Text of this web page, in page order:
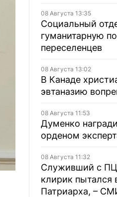
08 Августа 13:35
Социальный
гуманитарную
переселенцев
08 Августа 13:02
В Канаде
эвтаназию
08 Августа 11:53
Думенко
орденом
08 Августа 11:32
Служивший с
клирик пытался
Патриарха, –